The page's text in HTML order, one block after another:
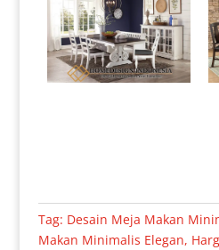
Tag: Desain Meja Makan
Makan Minimalis Elegan,